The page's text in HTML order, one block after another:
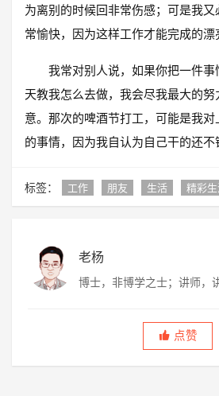
为离别的时候回非常伤感；可是我
常愉快，因为这样工作才能完成的
我常对别人说，如果你把一件
天教我怎么去做，我会尽我最大的
意。那次的啤酒节打工，可能是我
的事情，因为我自认为自己干的还不
标签： 工作 朋友 生活 精彩
老杨
博士，非博学之士；讲师，
点赞